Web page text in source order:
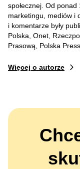
społecznej. Od
marketingu, mediów i
i komentarze były
Polska, Onet,
Prasową, Polska
Więcej o autorze